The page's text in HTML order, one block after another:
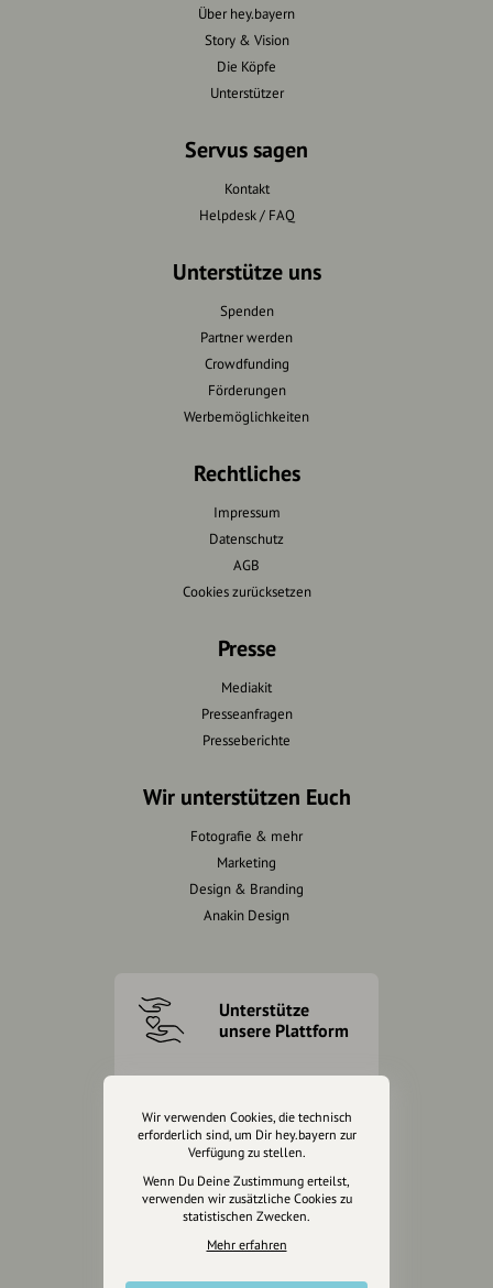
Über hey.bayern
Story & Vision
Die Köpfe
Unterstützer
Servus sagen
Kontakt
Helpdesk / FAQ
Unterstütze uns
Spenden
Partner werden
Crowdfunding
Förderungen
Werbemöglichkeiten
Rechtliches
Impressum
Datenschutz
AGB
Cookies zurücksetzen
Presse
Mediakit
Presseanfragen
Presseberichte
Wir unterstützen Euch
Fotografie & mehr
Marketing
Design & Branding
Anakin Design
Unterstütze
unsere Plattform
uns für unsere Region und
für alle, die uns besuchen
wollen.
Inhalte vorschlagen
Wir verwenden Cookies, die technisch
erforderlich sind, um Dir hey.bayern zur
Verfügung zu stellen.
Wenn Du Deine Zustimmung erteilst,
verwenden wir zusätzliche Cookies zu
statistischen Zwecken.
Mehr erfahren